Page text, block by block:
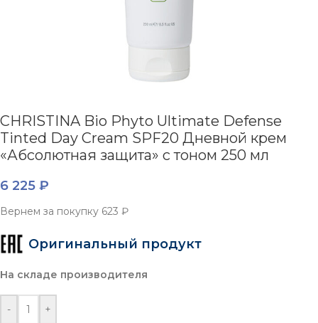
CHRISTINA Bio Phyto Ultimate Defense
Tinted Day Cream SPF20 Дневной крем
«Абсолютная защита» с тоном 250 мл
6 225 ₽
Вернем за покупку 623 ₽
Оригинальный продукт
На складе производителя
- +